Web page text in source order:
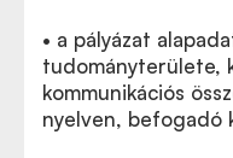
• a pályázat
tudományterülete,
kommunikációs
nyelven, befogadó